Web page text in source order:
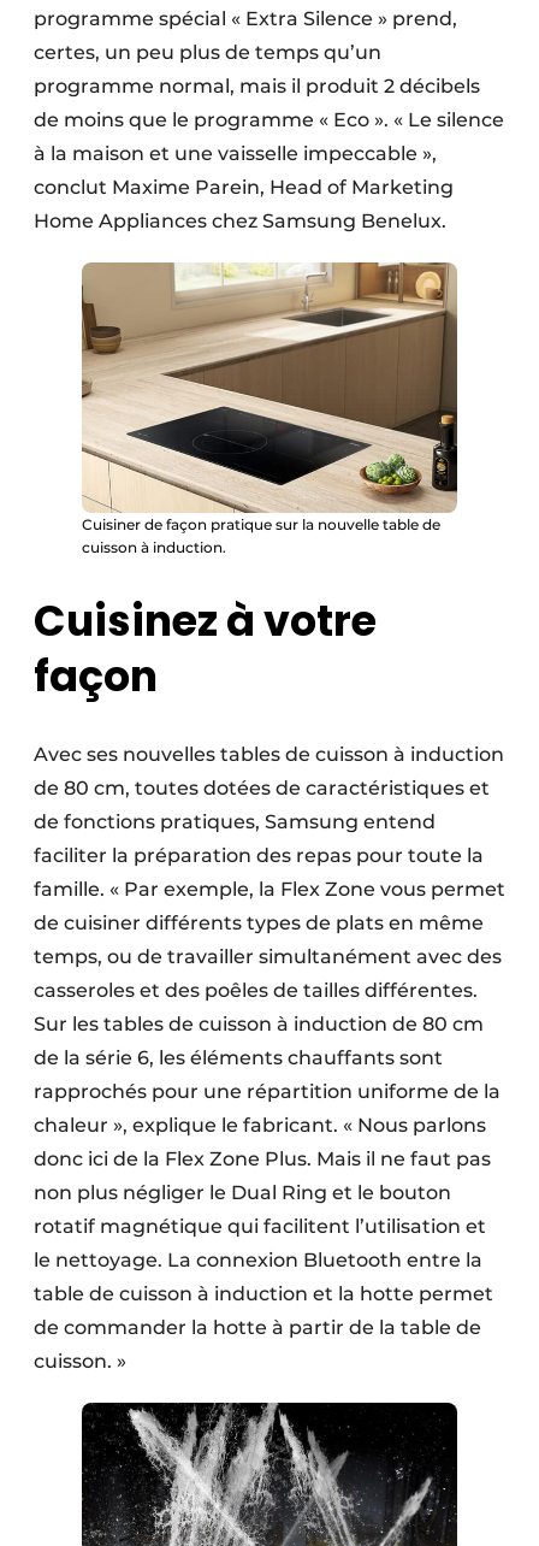
programme spécial « Extra Silence » prend,
certes, un peu plus de temps qu’un
programme normal, mais il produit 2 décibels
de moins que le programme « Eco ». « Le silence
à la maison et une vaisselle impeccable »,
conclut Maxime Parein, Head of Marketing
Home Appliances chez Samsung Benelux.
Cuisiner de façon pratique sur la nouvelle table de
cuisson à induction.
Cuisinez à votre
façon
Avec ses nouvelles tables de cuisson à induction
de 80 cm, toutes dotées de caractéristiques et
de fonctions pratiques, Samsung entend
faciliter la préparation des repas pour toute la
famille. « Par exemple, la Flex Zone vous permet
de cuisiner différents types de plats en même
temps, ou de travailler simultanément avec des
casseroles et des poêles de tailles différentes.
Sur les tables de cuisson à induction de 80 cm
de la série 6, les éléments chauffants sont
rapprochés pour une répartition uniforme de la
chaleur », explique le fabricant. « Nous parlons
donc ici de la Flex Zone Plus. Mais il ne faut pas
non plus négliger le Dual Ring et le bouton
rotatif magnétique qui facilitent l’utilisation et
le nettoyage. La connexion Bluetooth entre la
table de cuisson à induction et la hotte permet
de commander la hotte à partir de la table de
cuisson. »